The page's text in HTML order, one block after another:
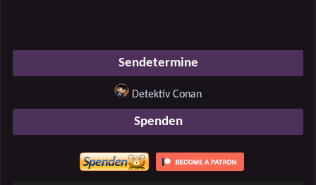
Sendetermine
Detektiv Conan
Spenden